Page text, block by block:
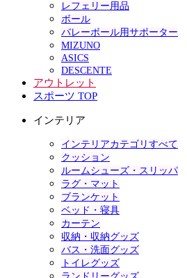
レフェリー用品
ボール
バレーボール用サポーター
MIZUNO
ASICS
DESCENTE
アウトレット
スポーツ TOP
インテリア
インテリアカテゴリすべて
クッション
ルームシューズ・スリッパ
ラグ・マット
ブランケット
ベッド・寝具
カーテン
収納・収納グッズ
バス・洗面グッズ
トイレグッズ